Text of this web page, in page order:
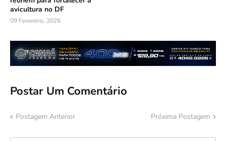
avicultura no DF
09 Fevereiro, 2026
Postar Um Comentário
Postagem Anterior Próxima Postagem